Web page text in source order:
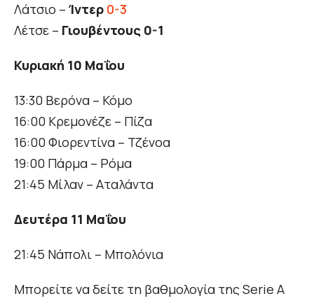
Λάτσιο – Ίντερ 0-3
Λέτσε – Γιουβέντους 0-1
Κυριακή 10 Μαΐου
13:30 Βερόνα – Κόμο
16:00 Κρεμονέζε – Πίζα
16:00 Φιορεντίνα – Τζένοα
19:00 Πάρμα – Ρόμα
21:45 Μίλαν – Αταλάντα
Δευτέρα 11 Μαΐου
21:45 Νάπολι – Μπολόνια
Μπορείτε να δείτε τη βαθμολογία της Serie A